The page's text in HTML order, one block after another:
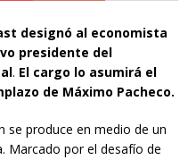
designó al economista
presidente del
. El cargo lo asumirá el
de Máximo Pacheco.
se produce en medio de un
Marcado por el desafío de